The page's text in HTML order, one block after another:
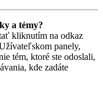
a témy?
kliknutím na odkaz
panely,
tém, ktoré ste odoslali,
kde zadáte